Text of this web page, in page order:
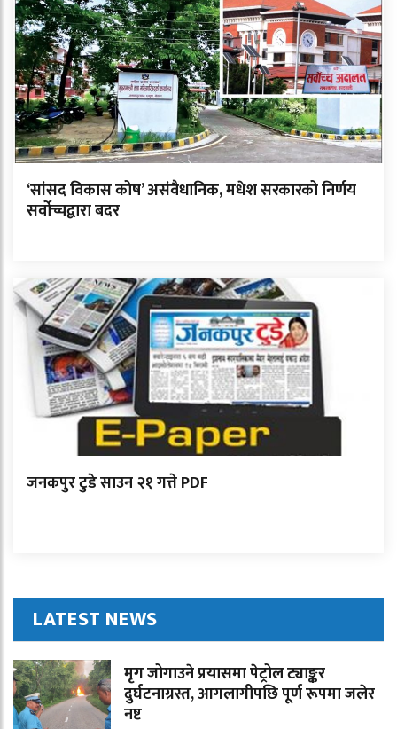
‘सांसद विकास कोष’ असंवैधानिक, मधेश सरकारको निर्णय
सर्वोच्चद्वारा बदर
जनकपुर टुडे साउन २१ गत्ते PDF
LATEST NEWS
मृग जोगाउने प्रयासमा पेट्रोल ट्याङ्कर
दुर्घटनाग्रस्त, आगलागीपछि पूर्ण रूपमा जलेर
नष्ट